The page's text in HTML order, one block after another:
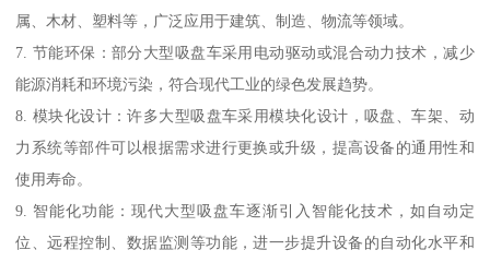
属、木材、塑料等，广泛应用于建筑、制造、物流等领域。
7. 节能环保：部分大型吸盘车采用电动驱动或混合动力技术，减少
能源消耗和环境污染，符合现代工业的绿色发展趋势。
8. 模块化设计：许多大型吸盘车采用模块化设计，吸盘、车架、动
力系统等部件可以根据需求进行更换或升级，提高设备的通用性和
使用寿命。
9. 智能化功能：现代大型吸盘车逐渐引入智能化技术，如自动定
位、远程控制、数据监测等功能，进一步提升设备的自动化水平和